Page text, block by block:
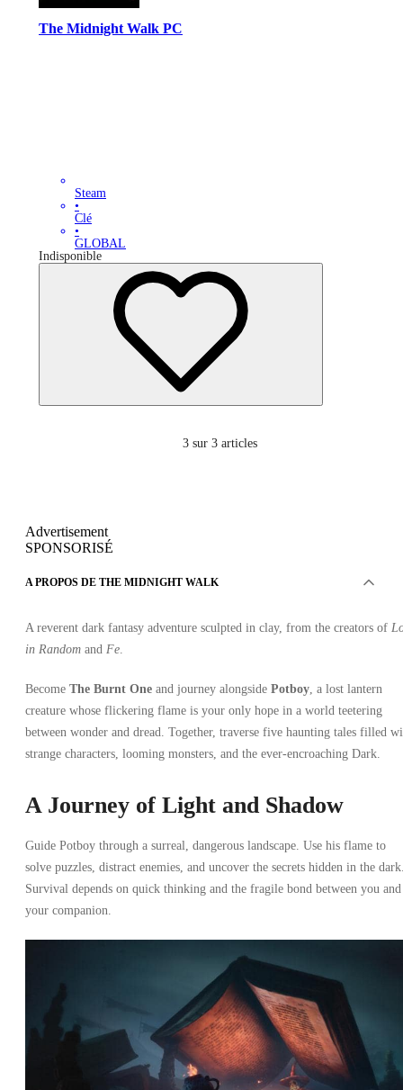
The Midnight Walk PC
Steam
•
Clé
•
GLOBAL
Indisponible
3 sur 3 articles
Advertisement
SPONSORISÉ
A PROPOS DE THE MIDNIGHT WALK
A reverent dark fantasy adventure sculpted in clay, from the creators of
in Random and Fe.
Become The Burnt One and journey alongside Potboy, a lost lantern
creature whose flickering flame is your only hope in a world teetering
between wonder and dread. Together, traverse five haunting tales filled
strange characters, looming monsters, and the ever-encroaching Dark.
A Journey of Light and Shadow
Guide Potboy through a surreal, dangerous landscape. Use his flame to
solve puzzles, distract enemies, and uncover the secrets hidden in the
Survival depends on quick thinking and the fragile bond between you and
your companion.